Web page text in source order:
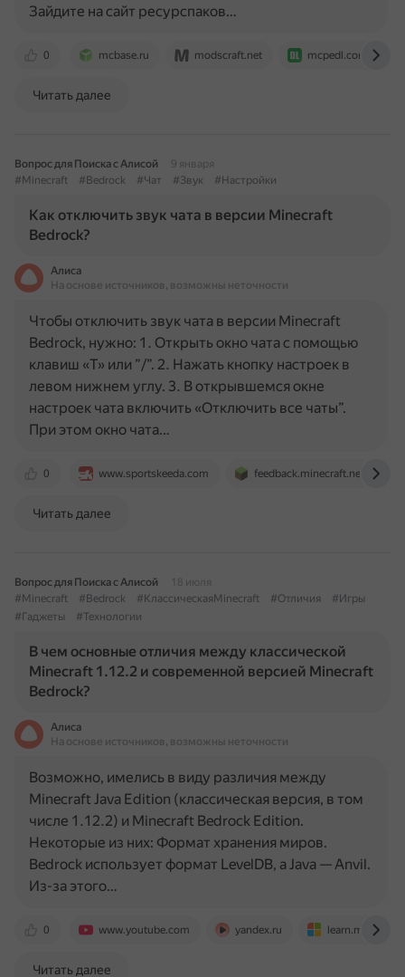
0 mcbase.ru modscraft.net mcpedl.com
Зайдите на сайт ресурспаков…
Читать далее
Вопрос для Поиска с Алисой
9 января
#Minecraft
#Bedrock #Чат #Звук #Настройки
Как отключить звук чата в версии Minecraft
Bedrock?
Алиса
На основе источников, возможны неточности
0 www.sportskeeda.com feedback.minecraft.net
Чтобы отключить звук чата в версии Minecraft
Bedrock, нужно: 1. Открыть окно чата с помощью
клавиш «T» или ”/”. 2. Нажать кнопку настроек в
левом нижнем углу. 3. В открывшемся окне
настроек чата включить «Отключить все чаты”.
При этом окно чата…
Читать далее
Вопрос для Поиска с Алисой
18 июля
#Minecraft
#Bedrock #КлассическаяMinecraft #Отличия
#Игры
#Гаджеты
#Технологии
В чем основные отличия между классической
Minecraft 1.12.2 и современной версией Minecraft
Bedrock?
Алиса
На основе источников, возможны неточности
0 www.youtube.com yandex.ru
Возможно, имелись в виду различия между
Minecraft Java Edition (классическая версия, в том
числе 1.12.2) и Minecraft Bedrock Edition.
Некоторые из них: Формат хранения миров.
Bedrock использует формат LevelDB, а Java — Anvil.
Из-за этого…
Читать далее